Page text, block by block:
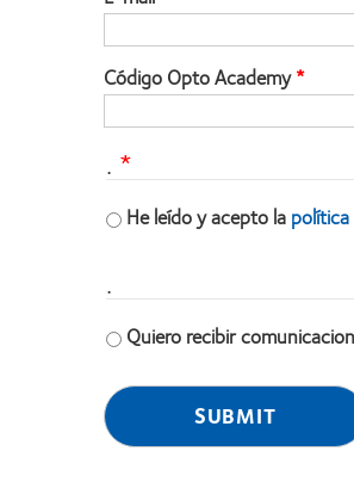
Código Opto Academy
.
He leído y acepto la
.
Quiero recibir